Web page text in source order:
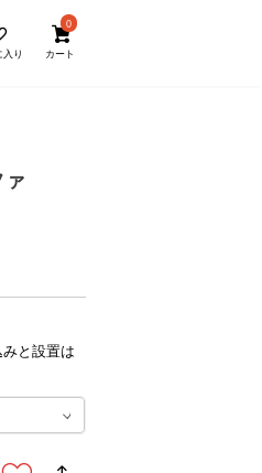
入り
0
カート
と設置は